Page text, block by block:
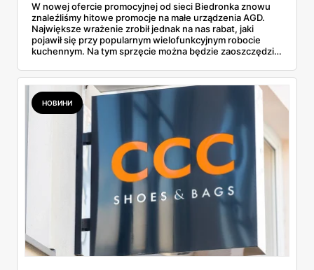
W nowej ofercie promocyjnej od sieci Biedronka znowu
znaleźliśmy hitowe promocje na małe urządzenia AGD.
Największe wrażenie zrobił jednak na nas rabat, jaki
pojawił się przy popularnym wielofunkcyjnym robocie
kuchennym. Na tym sprzęcie można będzie zaoszczędzić
chodzi? Jak duża jest to okazja cenowa? Przeczytaj nasz
artykuł i dowiedz się.
НОВИНИ